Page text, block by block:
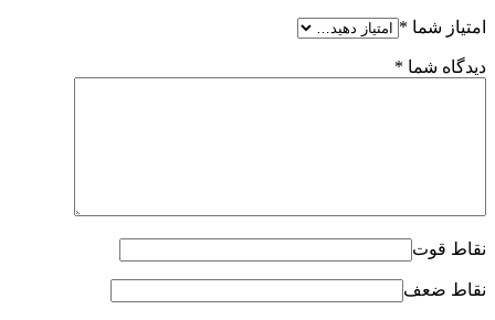
امتیاز شما *
دیدگاه شما *
نقاط قوت
نقاط ضعف